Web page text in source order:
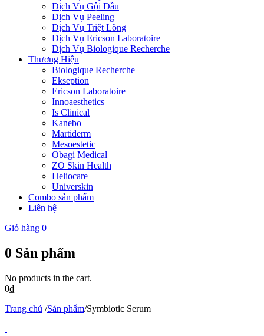
Dịch Vụ Gội Đầu
Dịch Vụ Peeling
Dịch Vụ Triệt Lông
Dịch Vụ Ericson Laboratoire
Dịch Vụ Biologique Recherche
Thương Hiệu
Biologique Recherche
Ekseption
Ericson Laboratoire
Innoaesthetics
Is Clinical
Kanebo
Martiderm
Mesoestetic
Obagi Medical
ZO Skin Health
Heliocare
Universkin
Combo sản phẩm
Liên hệ
Giỏ hàng 0
0 Sản phẩm
No products in the cart.
0₫
Trang chủ /Sản phẩm/Symbiotic Serum